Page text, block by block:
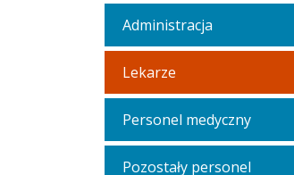
Administracja
Lekarze
Personel medyczny
Pozostały personel